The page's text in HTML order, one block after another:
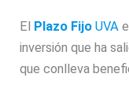
El Plazo Fijo UVA
inversión que ha
que conlleva